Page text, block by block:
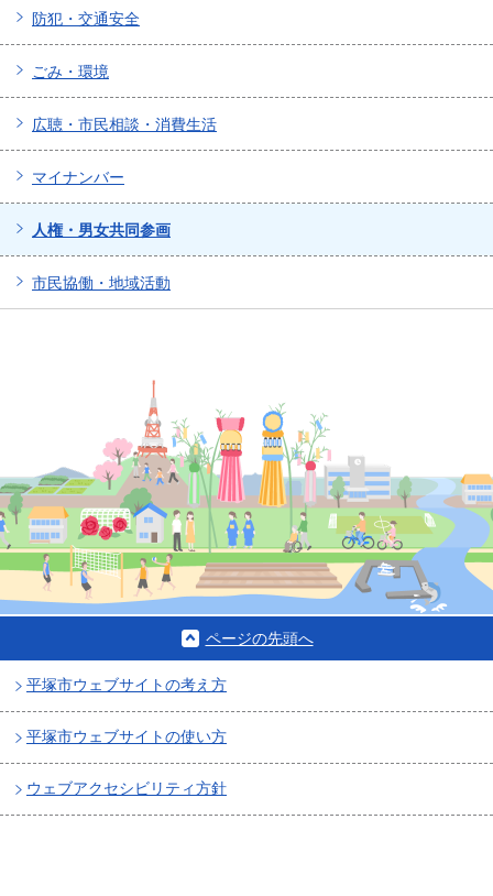
防犯・交通安全
ごみ・環境
広聴・市民相談・消費生活
マイナンバー
人権・男女共同参画
市民協働・地域活動
ページの先頭へ
平塚市ウェブサイトの考え方
平塚市ウェブサイトの使い方
ウェブアクセシビリティ方針